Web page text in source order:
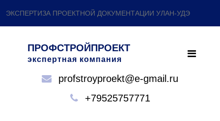
ЭКСПЕРТИЗА ПРОЕКТНОЙ ДОКУМЕНТАЦИИ УЛАН-УДЭ
ПРОФСТРОЙПРОЕКТ
экспертная компания
profstroyproekt@e-gmail.ru
+79525757771